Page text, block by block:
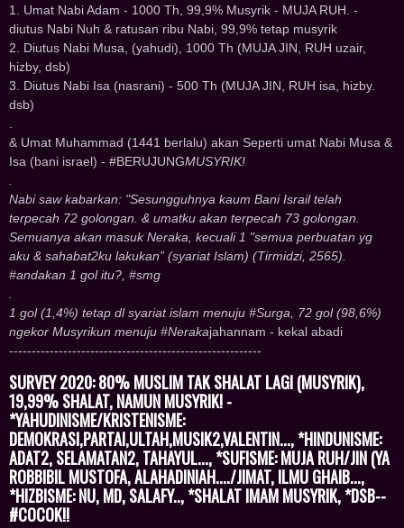
1. Umat Nabi Adam - 1000 Th, 99,9% Musyrik - MUJA RUH. -
diutus Nabi Nuh & ratusan ribu Nabi, 99,9% tetap musyrik
2. Diutus Nabi Musa, (yahudi), 1000 Th (MUJA JIN, RUH uzair,
hizby, dsb)
3. Diutus Nabi Isa (nasrani) - 500 Th (MUJA JIN, RUH isa, hizby.
dsb)
.
& Umat Muhammad (1441 berlalu) akan Seperti umat Nabi Musa &
Isa (bani israel) - #BERUJUNGMUSYRIK!
.
Nabi saw kabarkan: "Sesungguhnya kaum Bani Israil telah
terpecah 72 golongan. & umatku akan terpecah 73 golongan.
Semuanya akan masuk Neraka, kecuali 1 "semua perbuatan yg
aku & sahabat2ku lakukan” (syariat Islam) (Tirmidzi, 2565).
#andakan 1 gol itu?, #smg
.
1 gol (1,4%) tetap dl syariat islam menuju #Surga, 72 gol (98,6%)
ngekor Musyrikun menuju #Nerakajahannam - kekal abadi
--------------------------------------------------------
SURVEY 2020: 80% MUSLIM TAK SHALAT LAGI (MUSYRIK),
19,99% SHALAT, NAMUN MUSYRIK! -
*YAHUDINISME/KRISTENISME:
DEMOKRASI,PARTAI,ULTAH,MUSIK2,VALENTIN..., *HINDUNISME:
ADAT2, SELAMATAN2, TAHAYUL..., *SUFISME: MUJA RUH/JIN (YA
ROBBIBIL MUSTOFA, ALAHADINIAH..../JIMAT, ILMU GHAIB...,
*HIZBISME: NU, MD, SALAFY.., *SHALAT IMAM MUSYRIK, *DSB--
#COCOK!!